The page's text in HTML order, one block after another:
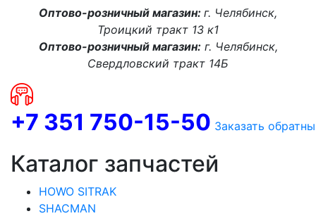
Оптово-розничный магазин: г. Челябинск,
Троицкий тракт 13 к1
Оптово-розничный магазин:г. Челябинск,
Свердловский тракт 14Б
+7 351 750-15-50 Заказать
Каталог запчастей
HOWO SITRAK
SHACMAN